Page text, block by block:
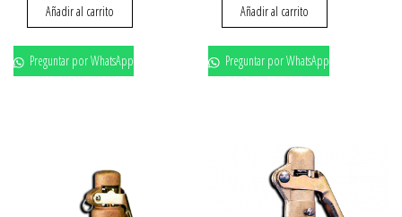
Añadir al carrito
Preguntar por WhatsApp
Añadir al carrito
Preguntar por WhatsApp